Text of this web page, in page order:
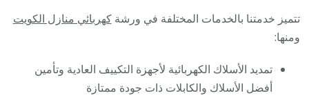
تتميز خدمتنا بالخدمات المختلفة في ورشةكهربائي منازل الكويت
ومنها:
تمديد الأسلاك الكهربائية لأجهزة التكييف العادية وتأمين
أفضل الأسلاك والكابلات ذات جودة ممتازة